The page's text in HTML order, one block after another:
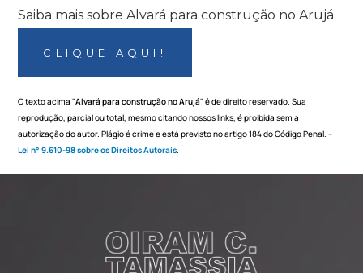
Saiba mais sobre Alvará para construção no Arujá
CLIQUE AQUI!
O texto acima "Alvará para construção no Arujá" é de direito reservado. Sua
reprodução, parcial ou total, mesmo citando nossos links, é proibida sem a
autorização do autor. Plágio é crime e está previsto no artigo 184 do Código Penal. –
Lei n° 9.610-98 sobre os Direitos Autorais.